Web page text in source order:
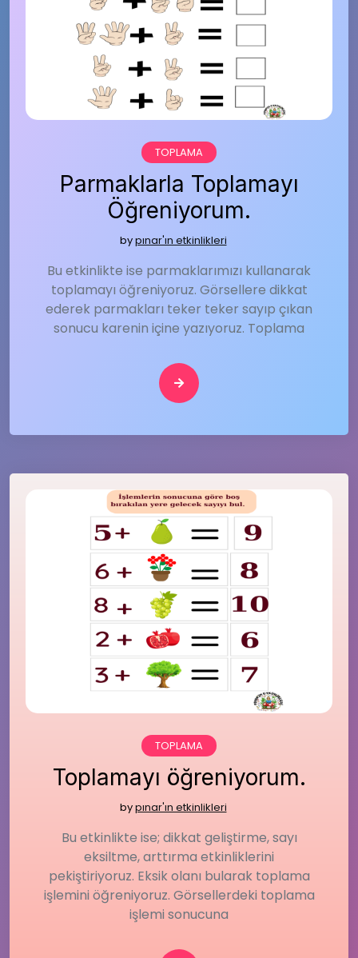
TOPLAMA
Parmaklarla Toplamayı
Öğreniyorum.
bypınar'ın etkinlikleri
Bu etkinlikte ise parmaklarımızı kullanarak
toplamayı öğreniyoruz. Görsellere dikkat
ederek parmakları teker teker sayıp çıkan
sonucu karenin içine yazıyoruz. Toplama
TOPLAMA
Toplamayı öğreniyorum.
bypınar'ın etkinlikleri
Bu etkinlikte ise; dikkat geliştirme, sayı
eksiltme, arttırma etkinliklerini
pekiştiriyoruz. Eksik olanı bularak toplama
işlemini öğreniyoruz. Görsellerdeki toplama
işlemi sonucuna